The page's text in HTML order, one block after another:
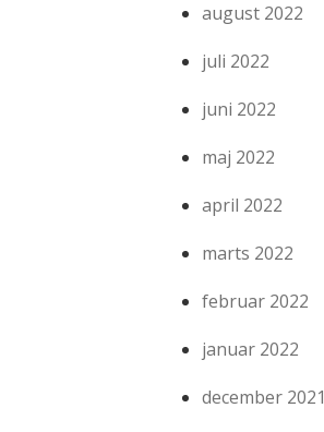
august 2022
juli 2022
juni 2022
maj 2022
april 2022
marts 2022
februar 2022
januar 2022
december 2021